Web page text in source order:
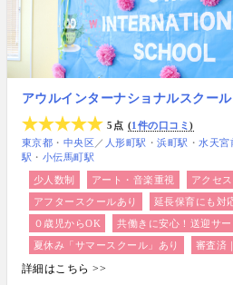
アウルインターナショナルスクール
5点
1件の口コミ
東京都
中央区 ／ 人形町駅 浜町駅 水天宮
駅
小伝馬町駅
少人数制 アート・音楽重視
アクセ
アフタースクールあり
延長保育にも対
０歳児からOK
共働きに安心！送迎サー
夏休み「サマースクール」あり
審査済
詳細はこちら >>